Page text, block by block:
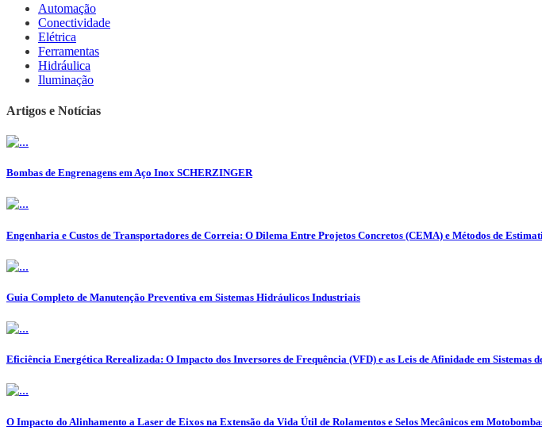
Automação
Conectividade
Elétrica
Ferramentas
Hidráulica
Iluminação
Artigos e Notícias
Bombas de Engrenagens em Aço Inox SCHERZINGER
Engenharia e Custos de Transportadores de Correia: O Dilema Entre Projetos Concretos (CEMA) e Métodos de
Guia Completo de Manutenção Preventiva em Sistemas Hidráulicos Industriais
Eficiência Energética Rerealizada: O Impacto dos Inversores de Frequência (VFD) e as Leis de Afinidade em Sistemas
O Impacto do Alinhamento a Laser de Eixos na Extensão da Vida Útil de Rolamentos e Selos Mecânicos em